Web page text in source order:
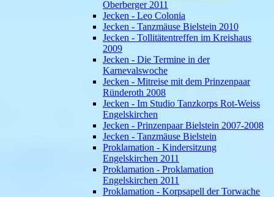
Oberberger 2011
Jecken - Leo Colonia
Jecken - Tanzmäuse Bielstein 2010
Jecken - Tollitätentreffen im Kreishaus
2009
Jecken - Die Termine in der
Karnevalswoche
Jecken - Mitreise mit dem Prinzenpaar
Ründeroth 2008
Jecken - Im Studio Tanzkorps Rot-Weiss
Engelskirchen
Jecken - Prinzenpaar Bielstein 2007-2008
Jecken - Tanzmäuse Bielstein
Proklamation - Kindersitzung
Engelskirchen 2011
Proklamation - Proklamation
Engelskirchen 2011
Proklamation - Korpsapell der Torwache